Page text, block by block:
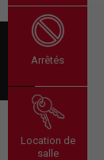
Arrêtés
Location de
salle